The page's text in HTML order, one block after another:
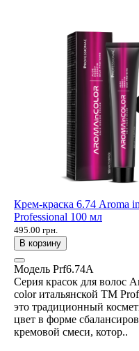
Крем-краска 6.74 Aroma
Professional 100 мл
495.00 грн.
В корзину
Модель Prf6.74A
Серия красок для волос
color итальянской ТМ
это традиционный
цвет в форме
кремовой смеси, котор..